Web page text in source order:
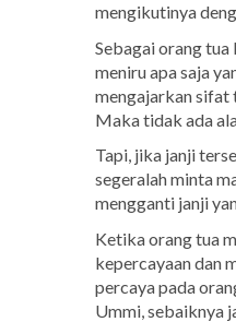
mengikutinya
Sebagai orang tua
meniru apa saja
mengajarkan sifat
Maka tidak ada
Tapi, jika janji
segeralah minta
mengganti janji
Ketika orang tua
kepercayaan dan
percaya pada
Ummi, sebaiknya